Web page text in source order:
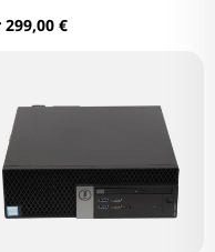
299,00 €